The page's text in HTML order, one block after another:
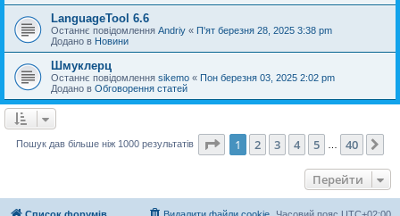
LanguageTool 6.6
Останнє повідомлення Andriy « П'ят березня 28, 2025 3:38 pm
Додано в Новини
Шмуклерц
Останнє повідомлення sikemo « Пон березня 03, 2025 2:02 pm
Додано в Обговорення статей
Пошук дав більше ніж 1000 результатів Сторінка 1 40
1 2 3 4 5 40
Перейти
Список форумів Часовий пояс UTC+02:00
Видалити файли cookie